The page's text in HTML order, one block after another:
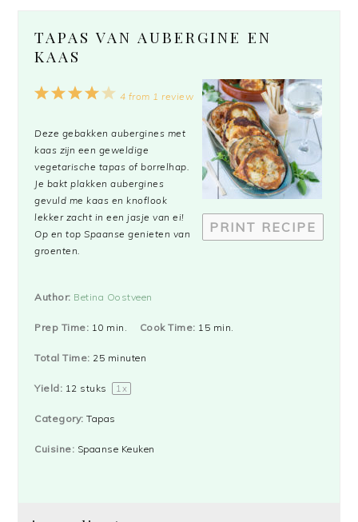
TAPAS VAN AUBERGINE EN
KAAS
PRINT RECIPE
5
4
3
2
1
4 from 1 review
Deze gebakken aubergines met
kaas zijn een geweldige
vegetarische tapas of borrelhap.
Je bakt plakken aubergines
gevuld me kaas en knoflook
lekker zacht in een jasje van ei!
Op en top Spaanse genieten van
groenten.
Author: Betina Oostveen
Prep Time: 10 min. Cook Time: 15 min.
Total Time: 25 minuten
Yield: 12 stuks 1x
Category: Tapas
Cuisine: Spaanse Keuken